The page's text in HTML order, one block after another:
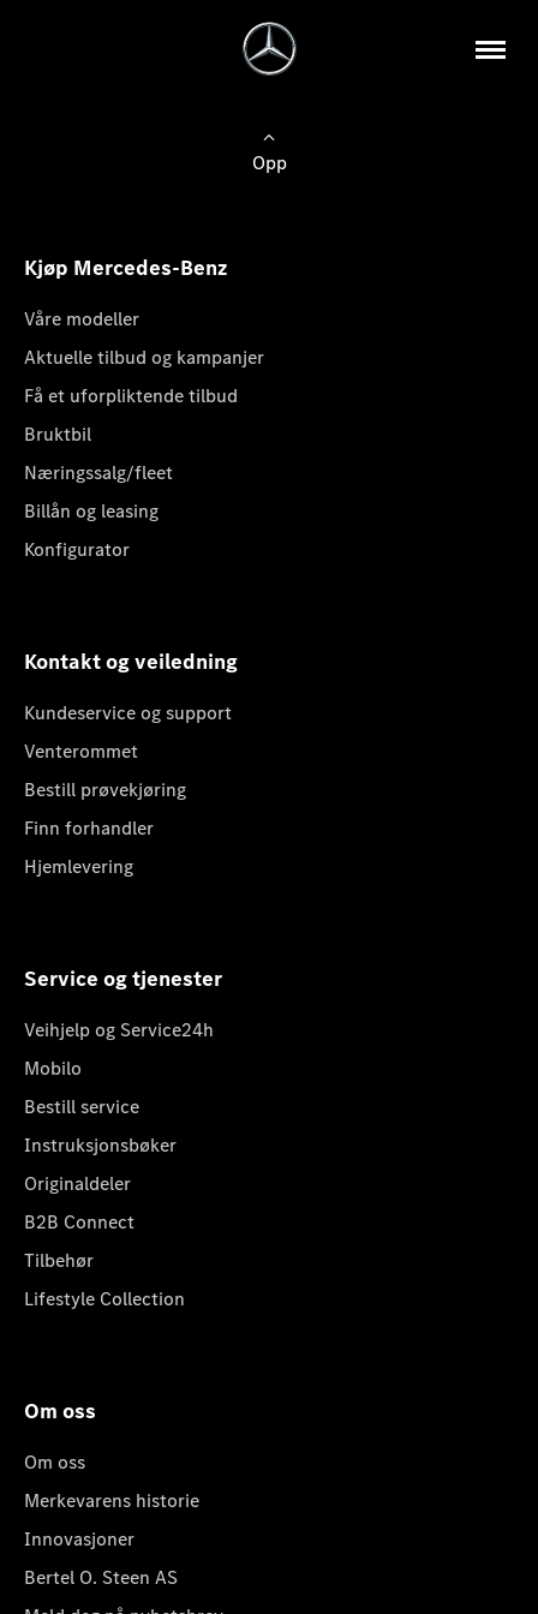
Opp
Kjøp Mercedes-Benz
Våre modeller
Aktuelle tilbud og kampanjer
Få et uforpliktende tilbud
Bruktbil
Næringssalg/fleet
Billån og leasing
Konfigurator
Kontakt og veiledning
Kundeservice og support
Venterommet
Bestill prøvekjøring
Finn forhandler
Hjemlevering
Service og tjenester
Veihjelp og Service24h
Mobilo
Bestill service
Instruksjonsbøker
Originaldeler
B2B Connect
Tilbehør
Lifestyle Collection
Om oss
Om oss
Merkevarens historie
Innovasjoner
Bertel O. Steen AS